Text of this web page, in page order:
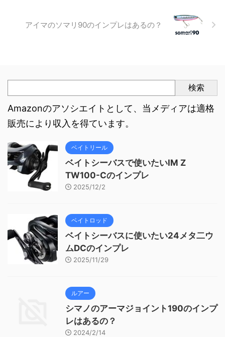
アイマのソマリ90のインプレはあるの？
検索
Amazonのアソシエイトとして、当メディアは適格
販売により収入を得ています。
ベイトリール
ベイトシーバスで使いたいIM Z
TW100-Cのインプレ
2025/12/2
ベイトロッド
ベイトシーバスに使いたい24メタ二ウ
ムDCのインプレ
2025/11/29
ルアー
シマノのアーマジョイント190のインプ
レはあるの？
2024/2/14